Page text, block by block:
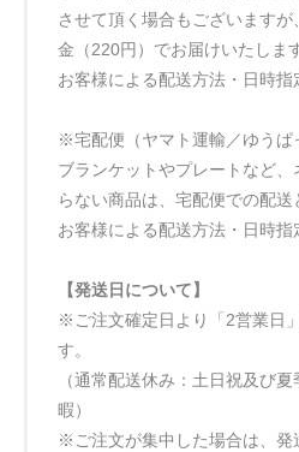
させて頂く場合もございます
金（220円）でお届けいたしま
お客様による配送方法・日時指
※宅配便（ヤマト運輸／ゆうぱ
ブランケットやプレートなど、
らない商品は、宅配便での配送
お客様による配送方法・日時指
【発送日について】
※ご注文確定日より「2営業日
す。
（通常配送休み：土日祝及び
暇）
※ご注文が集中した場合は、発